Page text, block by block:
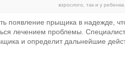
взрослого, так и у ребенка.
появление прыщика в надежде,
лечением проблемы.
и определит дальнейшие